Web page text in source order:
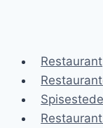
Restaurant